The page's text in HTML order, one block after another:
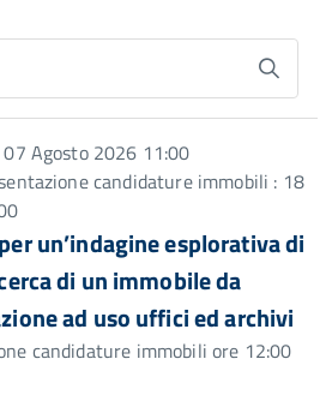
Agosto 2026 11:00
candidature immobili : 18
un’indagine esplorativa di
di un immobile da
ad uso uffici ed archivi
candidature immobili ore 12:00